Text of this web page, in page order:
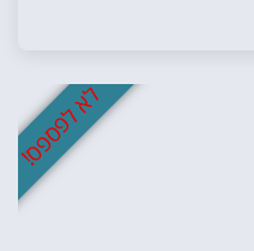
לא לפספס!